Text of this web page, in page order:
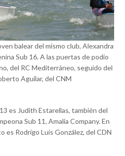
balear del mismo club, Alexandra
Sub 16. A las puertas de podio
del RC Mediterráneo, seguido del
Aguilar, del CNM
es Judith Estarellas, también del
Sub 11, Amalia Company. En
es Rodrigo Luis González, del CDN